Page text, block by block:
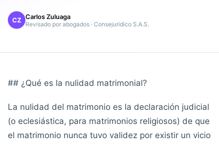
CZ Carlos Zuluaga
Revisado por abogados · Consejurídico S.A.S.
## ¿Qué es la nulidad matrimonial?
La nulidad del matrimonio es la declaración judicial
(o eclesiástica, para matrimonios religiosos) de que
el matrimonio nunca tuvo validez por existir un vicio